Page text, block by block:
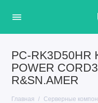
PC-RK3D50HR
POWER
R&SN.AMER
Главная Серверные